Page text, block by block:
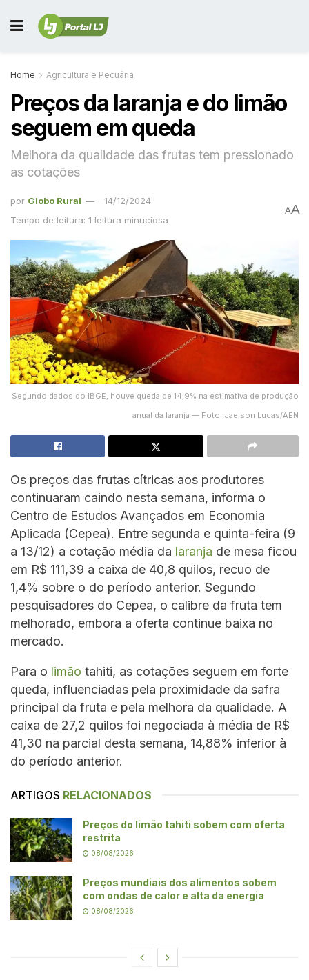
Home Agricultura e Pecuária
Preços da laranja e do limão
seguem em queda
Melhora da qualidade das frutas tem pressionado
as cotações
por Globo Rural
14/12/2024
Tempo de leitura: 1 leitura minuciosa
AA
Segundo dados do IBGE, houve queda de 14,9% na estimativa de produção
anual da laranja — Foto: Jaelson Lucas/AEN
Os preços das frutas cítricas aos produtores
continuaram caindo nesta semana, informa o
Centro de Estudos Avançados em Economia
Aplicada (Cepea). Entre segunda e quinta-feira (9
a 13/12) a cotação média da laranja de mesa ficou
em R$ 111,39 a caixa de 40,8 quilos, recuo de
1,4% sobre o do período anterior. Segundo
pesquisadores do Cepea, o calibre da fruta tem
melhorado, embora a oferta continue baixa no
mercado.
Para o limão tahiti, as cotações seguem em forte
queda, influenciadas pela proximidade da safra
principal da fruta e pela melhora da qualidade. A
caixa de 27,2 quilos foi negociada à média de R$
41,30 na parcial desta semana, 14,88% inferior à
do período anterior.
ARTIGOS RELACIONADOS
Preços do limão tahiti sobem com oferta
restrita
08/08/2026
Preços mundiais dos alimentos sobem
com ondas de calor e alta da energia
08/08/2026